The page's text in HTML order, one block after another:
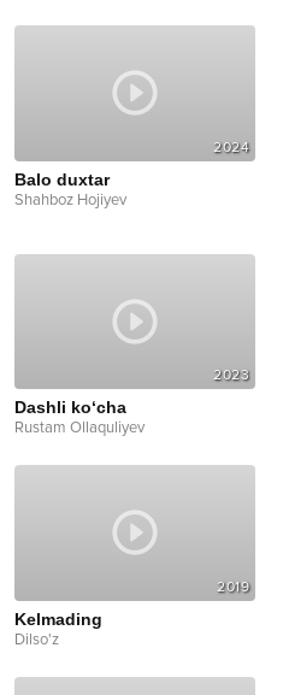
2024
Balo duxtar
Shahboz Hojiyev
2023
Dashli ko‘cha
Rustam Ollaquliyev
2019
Kelmading
Dilso'z